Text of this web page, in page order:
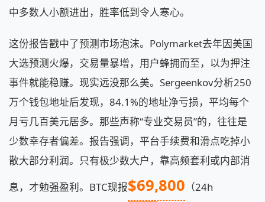
中多数人小额进出，胜率低到令人寒心。
这份报告戳中了预测市场泡沫。Polymarket去年因美国
大选预测火爆，交易量暴增，用户蜂拥而至，以为押注
事件就能稳赚。现实远没那么美。Sergeenkov分析250
万个钱包地址后发现，84.1%的地址净亏损，平均每个
月亏几百美元居多。那些声称“专业交易员”的，往往是
少数幸存者偏差。报告强调，平台手续费和滑点吃掉小
散大部分利润。只有极少数大户，靠高频套利或内部消
息，才勉强盈利。BTC现报$69,800 （24h